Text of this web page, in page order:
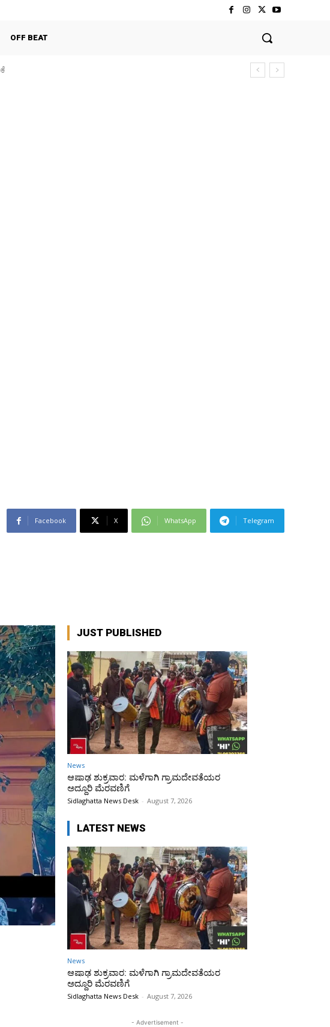
OFF BEAT
Facebook X WhatsApp Telegram
JUST PUBLISHED
News
ಆಷಾಢ ಶುಕ್ರವಾರ: ಮಳೆಗಾಗಿ ಗ್ರಾಮದೇವತೆಯರ
ಅದ್ದೂರಿ ಮೆರವಣಿಗೆ
Sidlaghatta News Desk - August 7, 2026
LATEST NEWS
News
ಆಷಾಢ ಶುಕ್ರವಾರ: ಮಳೆಗಾಗಿ ಗ್ರಾಮದೇವತೆಯರ
ಅದ್ದೂರಿ ಮೆರವಣಿಗೆ
Sidlaghatta News Desk - August 7, 2026
- Advertisement -